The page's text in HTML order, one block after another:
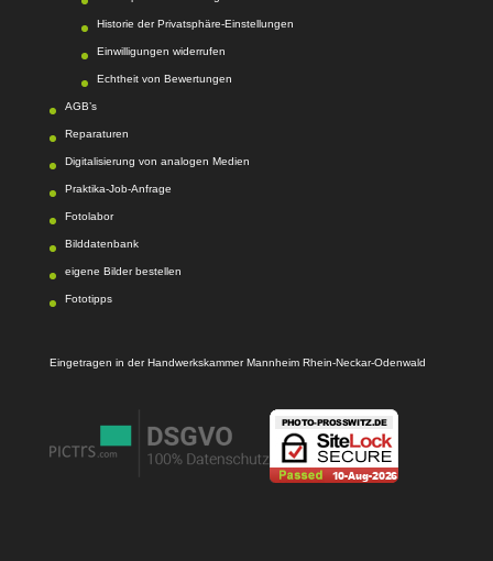
Historie der Privatsphäre-Einstellungen
Einwilligungen widerrufen
Echtheit von Bewertungen
AGB’s
Reparaturen
Digitalisierung von analogen Medien
Praktika-Job-Anfrage
Fotolabor
Bilddatenbank
eigene Bilder bestellen
Fototipps
Eingetragen in der Handwerkskammer Mannheim Rhein-Neckar-Odenwald